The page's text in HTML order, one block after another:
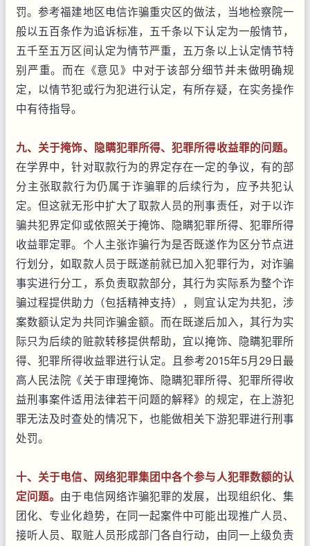
罚。参考福建地区电信诈骗重灾区的做法，当地检察院一
般以五百条作为追诉标准，五千条以下认定为一般情节，
五千至五万区间认定为情节严重，五万条以上认定情节特
别严重。而在《意见》中对于该部分细节并未做明确规
定，以情节犯或行为犯进行认定，有所存疑，在实务操作
中有待指导。
九、关于掩饰、隐瞒犯罪所得、犯罪所得收益罪的问题。
在学界中，针对取款行为的界定存在一定的争议，有的部
分主张取款行为仍属于诈骗罪的后续行为，应予共犯认
定。但这就无形中扩大了取款人员的刑事责任，对于以诈
骗共犯界定仰或依照关于掩饰、隐瞒犯罪所得、犯罪所得
收益罪定罪。个人主张诈骗行为是否既遂作为区分节点进
行划分，如取款人员于既遂前就已加入犯罪行为，对诈骗
事实进行分工，系负责取款部分，其行为实际系为整个诈
骗过程提供助力（包括精神支持），则宜认定为共犯，涉
案数额认定为共同诈骗金额。而在既遂后加入，其行为实
际只为后续的赃款转移提供帮助，宜以掩饰、隐瞒犯罪所
得、犯罪所得收益罪进行认定。且参考2015年5月29日最
高人民法院《关于审理掩饰、隐瞒犯罪所得、犯罪所得收
益刑事案件适用法律若干问题的解释》的规定，在上游犯
罪无法及时查处的情况下，也能做相关下游犯罪进行刑事
处罚。
十、关于电信、网络犯罪集团中各个参与人犯罪数额的认
定问题。 由于电信网络诈骗犯罪的发展，出现组织化、集
团化、专业化趋势，在同一起案件中可能出现推广人员、
接听人员、取赃人员形成部门各自行动，由同一上级负责